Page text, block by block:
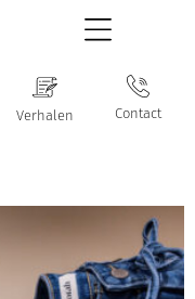
Verhalen Contact